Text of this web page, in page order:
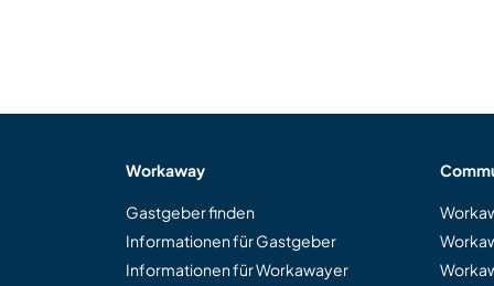
Workaway
Gastgeber finden
Informationen für Gastgeber
Informationen für Workawayer